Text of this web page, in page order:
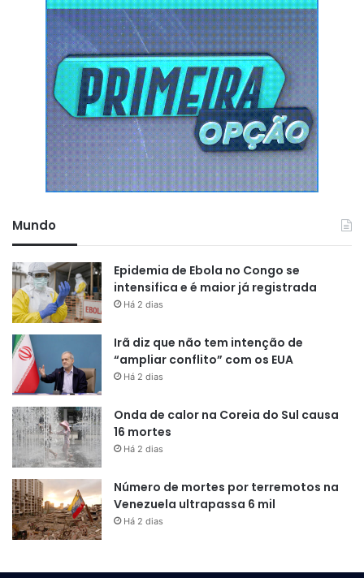
Serviço
Exposição: A Arte que nos Move – Rios da Amazônia: Onde
a Rua é Rio: Afeto e Resistência das Águas
Vernissage: 11 de junho de 2026
Horário: 19h
Local: Centro de Artes Visuais Cândido Portinari
Visitação: Até 22 de junho, durante o horário de
expediente do Centro Cândido Portinari
Atendimento à imprensa:Mary Paes (96) 99179-
4950
Mundo
Epidemia de Ebola no Congo se
intensifica e é maior já registrada
Há 2 dias
Irã diz que não tem intenção de
“ampliar conflito” com os EUA
Há 2 dias
Onda de calor na Coreia do Sul causa
16 mortes
Há 2 dias
Número de mortes por terremotos na
Venezuela ultrapassa 6 mil
Há 2 dias